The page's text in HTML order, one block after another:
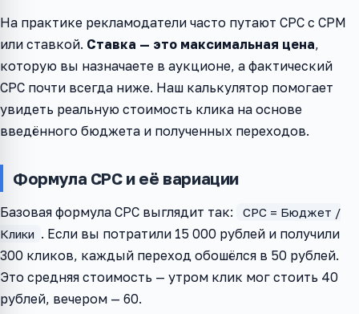
На практике рекламодатели часто путают CPC с CPM
или ставкой. Ставка — это максимальная цена,
которую вы назначаете в аукционе, а фактический
CPC почти всегда ниже. Наш калькулятор помогает
увидеть реальную стоимость клика на основе
введённого бюджета и полученных переходов.
Формула CPC и её вариации
Базовая формула CPC выглядит так:
CPC = Бюджет /
Клики . Если вы потратили 15 000 рублей и получили
300 кликов, каждый переход обошёлся в 50 рублей.
Это средняя стоимость — утром клик мог стоить 40
рублей, вечером — 60.